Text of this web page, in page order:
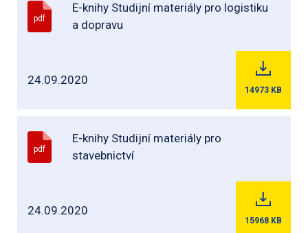
pdf
E-knihy Studijní materiály pro logistiku
a dopravu
24.09.2020
14973 KB
pdf
E-knihy Studijní materiály pro
stavebnictví
24.09.2020
15968 KB